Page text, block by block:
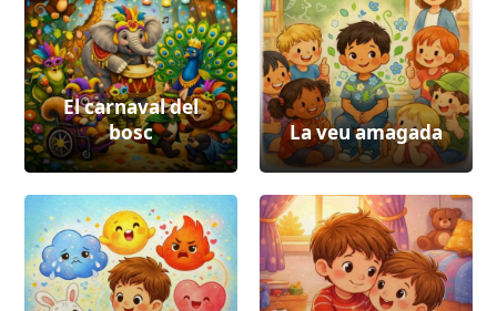
El carnaval del
bosc
La veu amagada